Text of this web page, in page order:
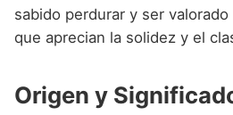
Nombres de niño que
Nombres de niño que
Nombres de
Nombres de
sabido perdurar y ser
que aprecian la solidez y el
Origen y